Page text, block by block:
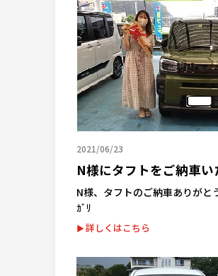
2021/06/23
N様にタフトをご納車い
N様、タフトのご納車ありが
ｶﾞﾘ
詳しくはこちら